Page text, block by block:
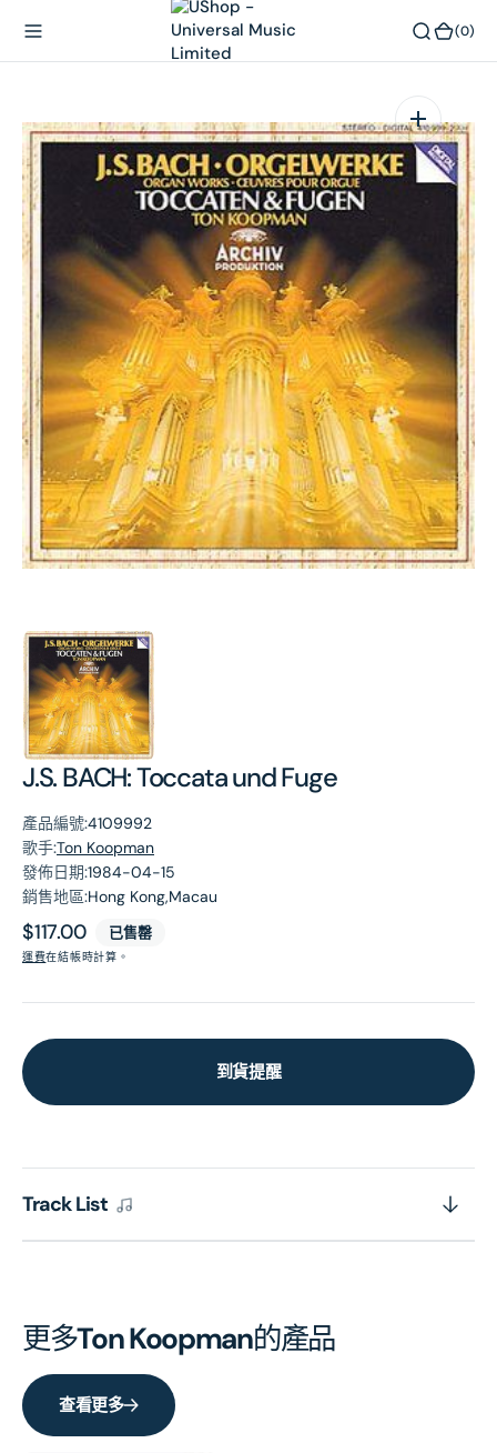
(0)
J.S. BACH: Toccata und Fuge
產品編號:4109992
歌手:Ton Koopman
發佈日期:1984-04-15
銷售地區:Hong Kong,Macau
原
價
$117.00 已售罄
運費在結帳時計算。
到貨提醒
Track List
在
相
中
開
啟
第
1
張
更多Ton Koopman的產品
查看更多